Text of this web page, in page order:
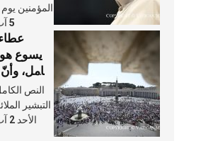
المؤمنين يوم
5 آب 2026
يسوع
شامل، وأنّ
بنا لاالنص
التبشير
الأحد 2 آب 2026